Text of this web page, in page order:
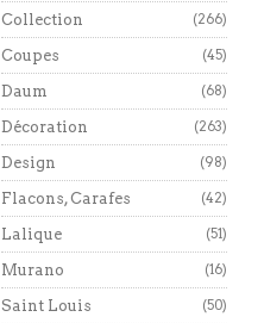
Collection (266)
Coupes (45)
Daum (68)
Décoration (263)
Design (98)
Flacons, Carafes (42)
Lalique (51)
Murano (16)
Saint Louis (50)